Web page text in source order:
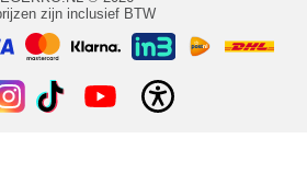
zijn inclusief BTW